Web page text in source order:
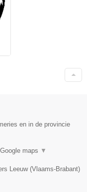
en in de provincie
Google maps ▼
Leeuw(Vlaams-Brabant)